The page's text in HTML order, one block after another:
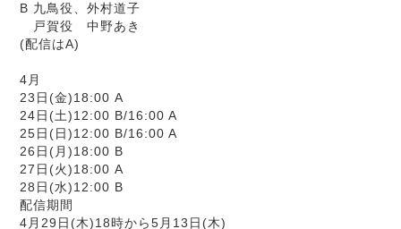
B 九鳥役、外村道子
戸賀役 中野あき
(配信はA)
4月
23日(金)18:00 A
24日(土)12:00 B/16:00 A
25日(日)12:00 B/16:00 A
26日(月)18:00 B
27日(火)18:00 A
28日(水)12:00 B
配信期間
4月29日(木)18時から5月13日(木)